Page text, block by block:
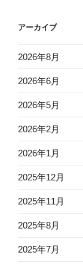
アーカイブ
2026年8月
2026年6月
2026年5月
2026年2月
2026年1月
2025年12月
2025年11月
2025年8月
2025年7月